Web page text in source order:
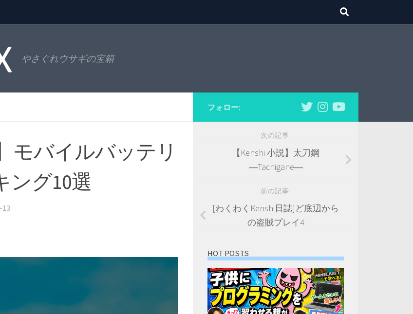
やさぐれウサギの宝箱
モバイルバッテリ
ング10選
13
フォロー:
次の記事
【Kenshi 小説】太刀鋼
―Tachigane―
前の記事
[わくわくKenshi日誌]ど底辺から
の盗賊プレイ4
HOT POSTS